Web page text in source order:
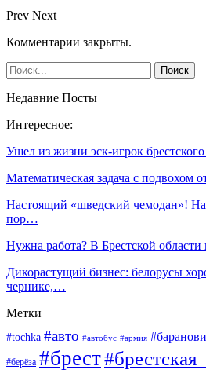
Prev Next
Комментарии закрыты.
Недавние Посты
Интересное:
Ушел из жизни эск-игрок
Математическая задача с подвохом
Настоящий «шведский чемодан»! На
пор…
Нужна работа? В Брестской
Дикорастущий бизнес: белорусы
чернике,…
Метки
#tochka #авто #автобус #армия
#берёза #брест